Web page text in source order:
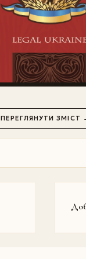
ПЕРЕГЛЯНУТИ ЗМІСТ